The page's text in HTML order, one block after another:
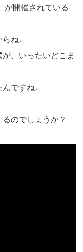
が開催されている
ね。
、いったいどこま
ですね。
のでしょうか？